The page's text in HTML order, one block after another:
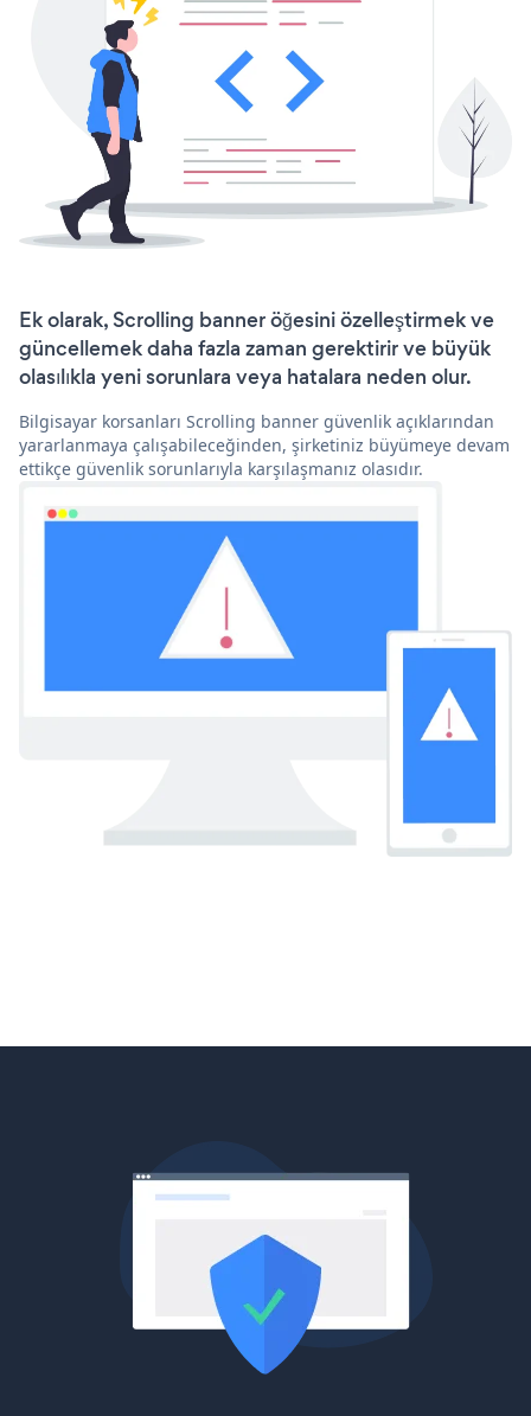
Ek olarak, Scrolling banner öğesini özelleştirmek ve
güncellemek daha fazla zaman gerektirir ve büyük
olasılıkla yeni sorunlara veya hatalara neden olur.
Bilgisayar korsanları Scrolling banner güvenlik açıklarından
yararlanmaya çalışabileceğinden, şirketiniz büyümeye devam
ettikçe güvenlik sorunlarıyla karşılaşmanız olasıdır.